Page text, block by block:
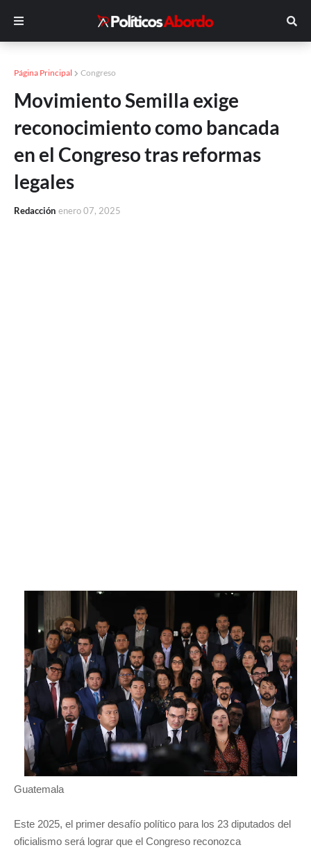
Página Principal Congreso
Movimiento Semilla exige
reconocimiento como bancada
en el Congreso tras reformas
legales
Redacción enero 07, 2025
Guatemala
Este 2025, el primer desafío político para los 23 diputados del
oficialismo será lograr que el Congreso reconozca